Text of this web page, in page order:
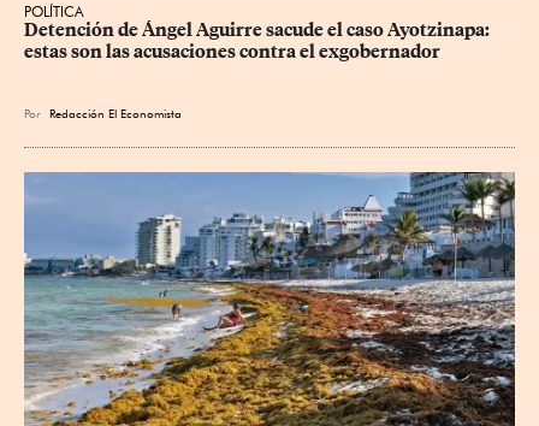
POLÍTICA
Detención de Ángel Aguirre sacude el caso Ayotzinapa:
estas son las acusaciones contra el exgobernador
Por Redacción El Economista